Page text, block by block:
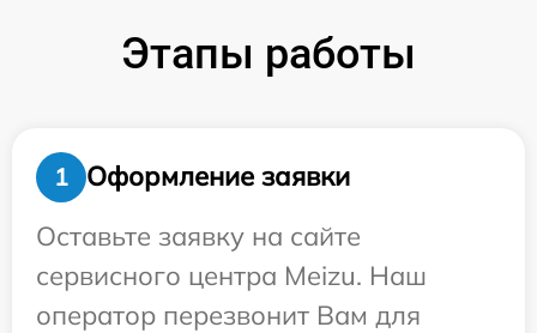
Этапы работы
1
Оформление заявки
Оставьте заявку на сайте
сервисного центра Meizu. Наш
оператор перезвонит Вам для